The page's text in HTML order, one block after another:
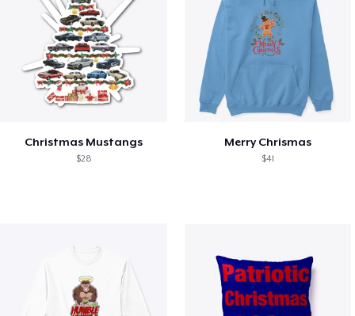
Christmas Mustangs
$28
Merry Chrismas
$41